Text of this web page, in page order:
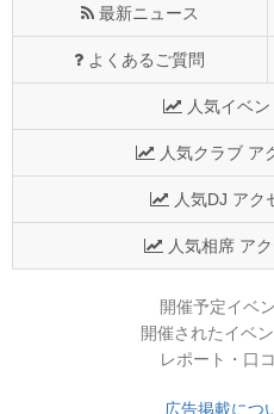
最新ニュース
よくあるご質問
人気イベ
人気クラブ ア
人気DJ アク
人気相席 ア
開催予定イベ
開催されたイベ
レポート・口
広告掲載につ